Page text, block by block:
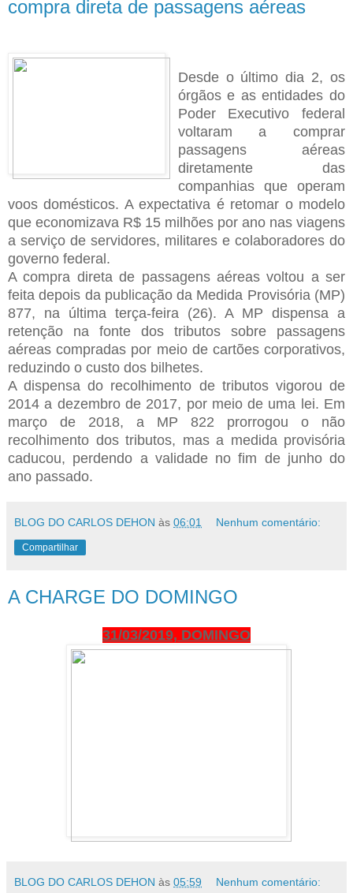
compra direta de passagens aéreas
Desde o último dia 2, os
órgãos e as entidades do
Poder Executivo federal
voltaram a comprar
passagens aéreas
diretamente das
companhias que operam
voos domésticos. A expectativa é retomar o modelo
que economizava R$ 15 milhões por ano nas viagens
a serviço de servidores, militares e colaboradores do
governo federal.
A compra direta de passagens aéreas voltou a ser
feita depois da publicação da Medida Provisória (MP)
877, na última terça-feira (26). A MP dispensa a
retenção na fonte dos tributos sobre passagens
aéreas compradas por meio de cartões corporativos,
reduzindo o custo dos bilhetes.
A dispensa do recolhimento de tributos vigorou de
2014 a dezembro de 2017, por meio de uma lei. Em
março de 2018, a MP 822 prorrogou o não
recolhimento dos tributos, mas a medida provisória
caducou, perdendo a validade no fim de junho do
ano passado.
BLOG DO CARLOS DEHON às 06:01 Nenhum comentário:
Compartilhar
A CHARGE DO DOMINGO
31/03/2019, DOMINGO
BLOG DO CARLOS DEHON às 05:59 Nenhum comentário: